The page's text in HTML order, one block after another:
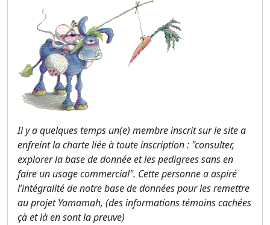
Il y a quelques temps un(e) membre inscrit sur le site a
enfreint la charte liée à toute inscription : "consulter,
explorer la base de donnée et les pedigrees sans en
faire un usage commercial". Cette personne a aspiré
l’intégralité de notre base de données pour les remettre
au projet Yamamah, (des informations témoins cachées
çà et là en sont la preuve)